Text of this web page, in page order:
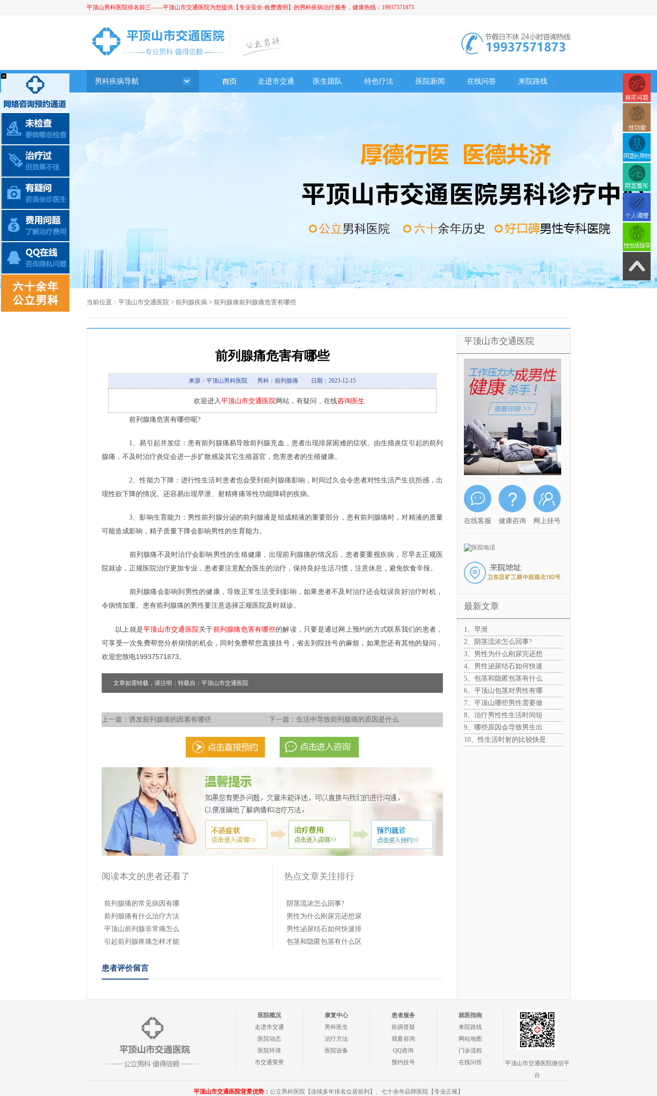
平顶山男科医院排名前三——平顶山市交通医院为您提供【专业安全-收费透明】的男科疾病治疗服务，健康热线：19937571873
男科疾病导航 走进市交通 医生团队 特色疗法 医院新闻 在线问答 来院路线
当前位置： 平顶山市交通医院 > 前列腺疾病 > 前列腺痛前列腺痛危害有哪些
前列腺痛危害有哪些
来源：平顶山男科医院 男科：前列腺痛 日期：2023-12-15
欢迎进入平顶山市交通医院网站，有疑问，在线咨询医生
前列腺痛危害有哪些呢?
1、易引起并发症：患有前列腺痛易导致前列腺充血，患者出现排尿困难的症状。由生殖炎症引起的前列
腺痛，不及时治疗炎症会进一步扩散感染其它生殖器官，危害患者的生殖健康。
2、性能力下降：进行性生活时患者也会受到前列腺痛影响，时间过久会令患者对性生活产生抗拒感，出
现性欲下降的情况。还容易出现早泄、射精疼痛等性功能障碍的疾病。
3、影响生育能力：男性前列腺分泌的前列腺液是组成精液的重要部分，患有前列腺痛时，对精液的质量
可能造成影响，精子质量下降会影响男性的生育能力。
前列腺痛不及时治疗会影响男性的生殖健康，出现前列腺痛的情况后，患者要重视疾病，尽早去正规医
院就诊，正规医院治疗更加专业，患者要注意配合医生的治疗，保持良好生活习惯，注意休息，避免饮食辛辣。
前列腺痛会影响到男性的健康，导致正常生活受到影响，如果患者不及时治疗还会耽误良好治疗时机，
令病情加重。患有前列腺痛的男性要注意选择正规医院及时就诊。
以上就是平顶山市交通医院关于前列腺痛危害有哪些的解读，只要是通过网上预约的方式联系我们的患者，
可享受一次免费帮您分析病情的机会，同时免费帮您直接挂号，省去到院挂号的麻烦，如果您还有其他的疑问，
欢迎您致电19937571873。
文章如需转载，请注明：转载自：平顶山市交通医院
上一篇： 诱发前列腺痛的因素有哪些 下一篇：生活中导致前列腺痛的原因是什么
阅读本文的患者还看了
·前列腺痛的常见病因有哪
·前列腺痛有什么治疗方法
·平顶山前列腺非常痛怎么
· 引起前列腺疼痛怎样才能
热点文章关注排行
· 阴茎流浓怎么回事?
· 男性为什么刚尿完还想尿
· 男性泌尿结石如何快速排
·包茎和隐匿包茎有什么区
患者评价留言
平顶山市交通医院
在线客服 健康咨询 网上挂号
最新文章
1、早泄
2、阴茎流浓怎么回事?
3、男性为什么刚尿完还想
4、男性泌尿结石如何快速
5、包茎和隐匿包茎有什么
6、平顶山包茎对男性有哪
7、平顶山哪些男性需要做
8、治疗男性性生活时间短
9、哪些原因会导致男生出
10、性生活时射的比较快是
医院概况
走进市交通
医院动态
医院环境
市交通荣誉
康复中心
男科医生
治疗方法
医院设备
患者服务
疾病答疑
我要咨询
QQ咨询
预约挂号
就医指南
来院路线
网站地图
门诊流程
在线问答
平顶山市交通医院微信平
台
平顶山市交通医院背景优势： 公立男科医院【连续多年排名位居前列】、七十余年品牌医院【专业正规】